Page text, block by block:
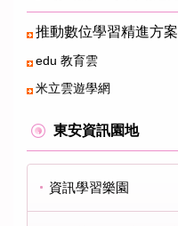
推動數位學習精進方案
edu 教育雲
米立雲遊學網
東安資訊園地
資訊學習樂園